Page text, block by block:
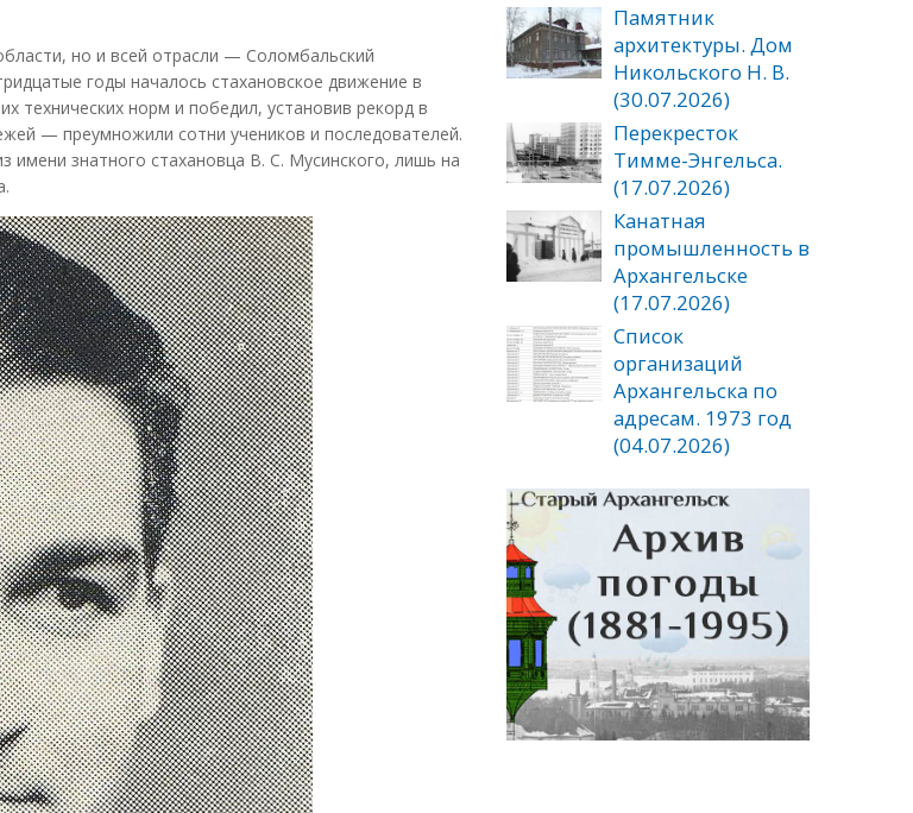
но и всей отрасли — Соломбальский
годы началось стахановское движение в
технических норм и победил, установив рекорд в
— преумножили сотни учеников и последователей.
знатного стахановца В. С. Мусинского, лишь на
Памятник
архитектуры. Дом
Никольского Н. В.
(30.07.2026)
Перекресток
Тимме-Энгельса.
(17.07.2026)
Канатная
промышленность в
Архангельске
(17.07.2026)
Список
организаций
Архангельска по
адресам. 1973 год
(04.07.2026)